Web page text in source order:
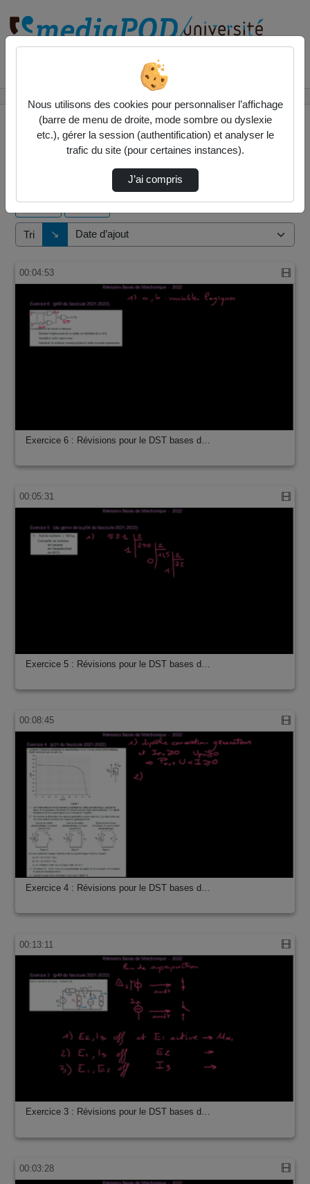
10 vidéos trouvées
Tri ↘
Direction de tri
00:04:53
Exercice 6 : Révisions pour le DST bases d…
00:05:31
Exercice 5 : Révisions pour le DST bases d…
00:08:45
Exercice 4 : Révisions pour le DST bases d…
00:13:11
Exercice 3 : Révisions pour le DST bases d…
00:03:28
Nous utilisons des cookies pour personnaliser l’affichage
(barre de menu de droite, mode sombre ou dyslexie
etc.), gérer la session (authentification) et analyser le
trafic du site (pour certaines instances).
J’ai compris